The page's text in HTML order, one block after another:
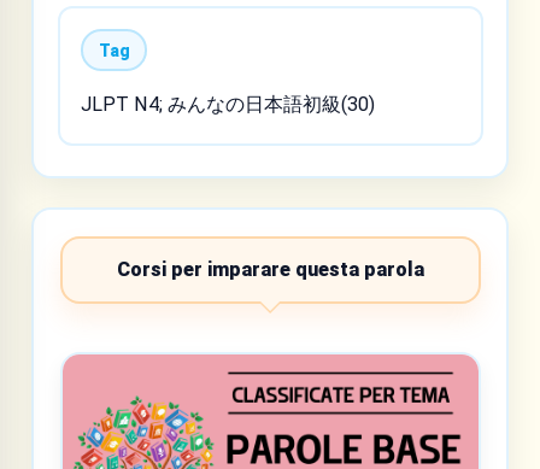
Tag
JLPT N4; みんなの日本語初級(30)
Corsi per imparare questa parola